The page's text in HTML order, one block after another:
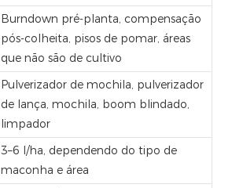
Burndown pré-planta, compensação
pós-colheita, pisos de pomar, áreas
que não são de cultivo
Pulverizador de mochila, pulverizador
de lança, mochila, boom blindado,
limpador
3–6 l/ha, dependendo do tipo de
maconha e área